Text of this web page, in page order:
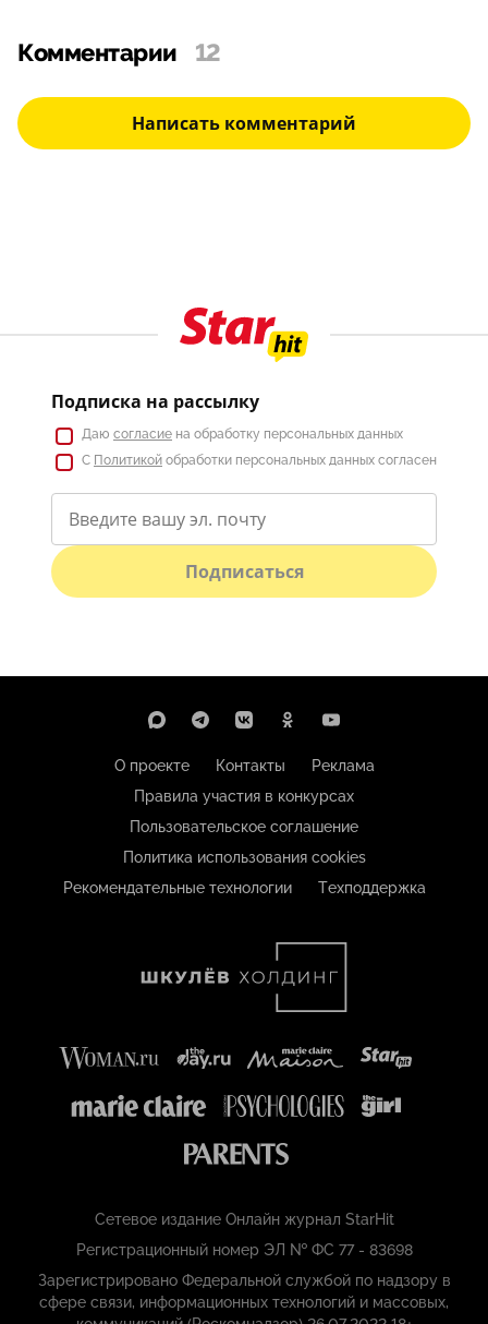
Комментарии 12
Написать комментарий
Подписка на рассылку
Даю согласие на обработку персональных данных
С Политикой обработки персональных данных согласен
Подписаться
О проекте Контакты
Реклама
Правила участия в конкурсах
Пользовательское соглашение
Политика использования cookies
Рекомендательные технологии
Техподдержка
Сетевое издание Онлайн журнал StarHit
Регистрационный номер ЭЛ № ФС 77 - 83698
Зарегистрировано Федеральной службой по надзору в
сфере связи, информационных технологий и массовых,